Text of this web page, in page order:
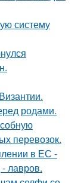
систему
родами.
перевозок.
в ЕС -
лавров.